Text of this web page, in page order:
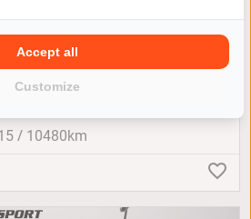
/ 10480km
Customize
Accept all